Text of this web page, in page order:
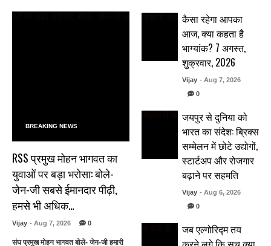
BREAKING NEWS
RSS प्रमुख मोहन भागवत का
युवाओं पर बड़ा भरोसा: बोले-
जेन-जी सबसे ईमानदार पीढ़ी,
हमसे भी अधिक…
Vijay - Aug 7, 2026 0
संघ प्रमुख मोहन भागवत बोले- जेन-जी हमारी
कैसा रहेगा आपका
आज, क्या कहता है
भाग्यांक? 7 अगस्त,
शुक्रवार, 2026
Vijay - Aug 7, 2026
0
जयपुर से दुनिया को
भारत का संदेश: ब्रिक्स
सम्मेलन में छोटे उद्योगों,
स्टार्टअप और रोजगार
बढ़ाने पर सहमति
Vijay - Aug 6, 2026
0
जब एल्गोरिद्म तय